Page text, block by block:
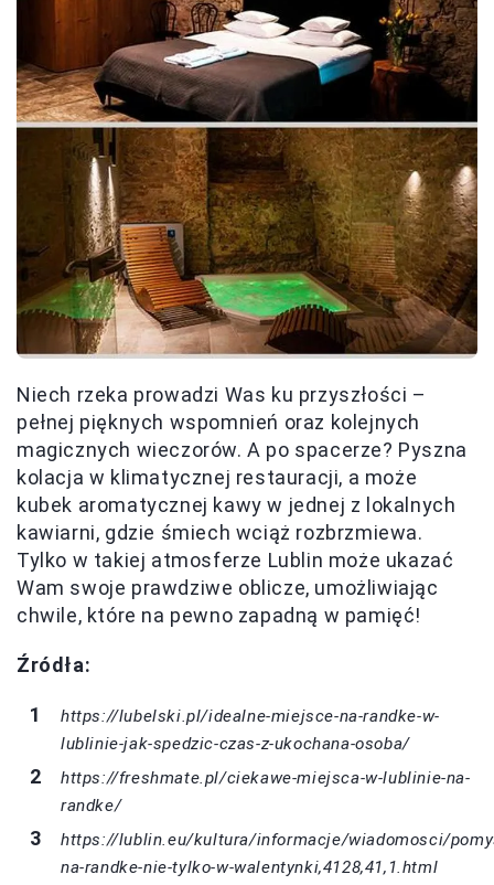
Niech rzeka prowadzi Was ku przyszłości –
pełnej pięknych wspomnień oraz kolejnych
magicznych wieczorów. A po spacerze? Pyszna
kolacja w klimatycznej restauracji, a może
kubek aromatycznej kawy w jednej z lokalnych
kawiarni, gdzie śmiech wciąż rozbrzmiewa.
Tylko w takiej atmosferze Lublin może ukazać
Wam swoje prawdziwe oblicze, umożliwiając
chwile, które na pewno zapadną w pamięć!
Źródła:
https://lubelski.pl/idealne-miejsce-na-randke-w-
lublinie-jak-spedzic-czas-z-ukochana-osoba/
https://freshmate.pl/ciekawe-miejsca-w-lublinie-na-
randke/
https://lublin.eu/kultura/informacje/wiadomosci/
na-randke-nie-tylko-w-walentynki,4128,41,1.html